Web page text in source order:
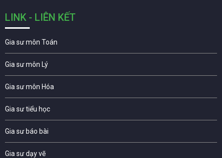
LINK - LIÊN KẾT
Gia sư môn Toán
Gia sư môn Lý
Gia sư môn Hóa
Gia sư tiểu học
Gia sư báo bài
Gia sư dạy vẽ